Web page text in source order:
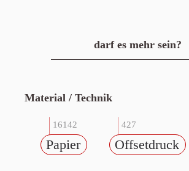
darf es mehr sein?
Material / Technik
16142
Papier
427
Offsetdruck